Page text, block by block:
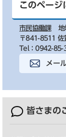
このページ
市民協働課
地
〒841-8511 佐
Tel：0942-85-
メー
皆さまの